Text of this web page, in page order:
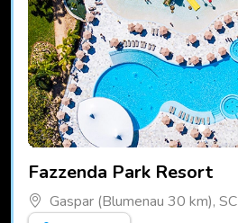
Fazzenda Park Resort
Gaspar (Blumenau 30 km), SC